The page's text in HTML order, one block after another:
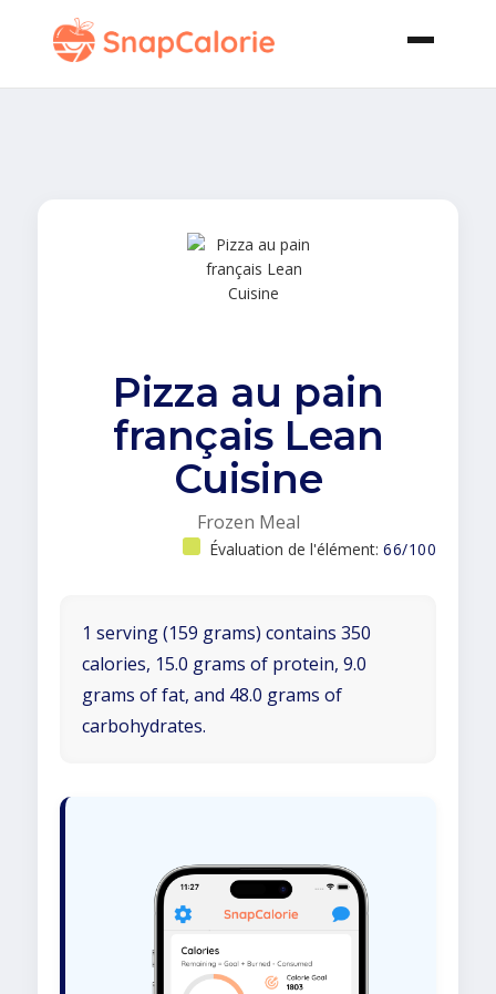
Pizza au pain
français Lean
Cuisine
Frozen Meal
Évaluation de l'élément: 66/100
1 serving (159 grams) contains 350
calories, 15.0 grams of protein, 9.0
grams of fat, and 48.0 grams of
carbohydrates.